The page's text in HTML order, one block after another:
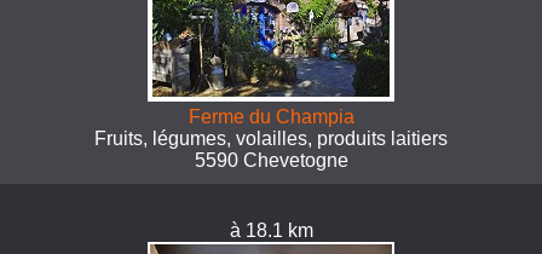
Ferme du Champia
Fruits, légumes, volailles, produits laitiers
5590 Chevetogne
à 18.1 km